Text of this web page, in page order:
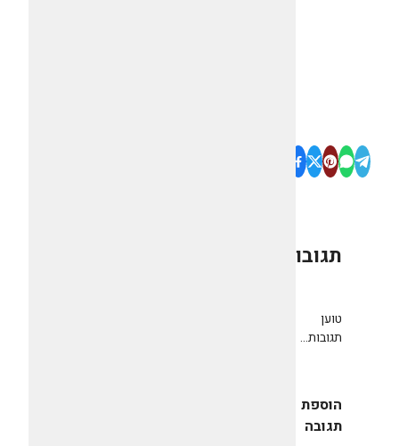
תגובות
טוען
תגובות...
הוספת
תגובה